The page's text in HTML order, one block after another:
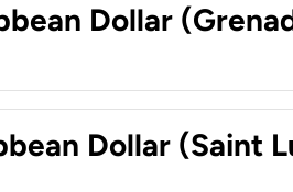
Dollar
Dollar (Saint